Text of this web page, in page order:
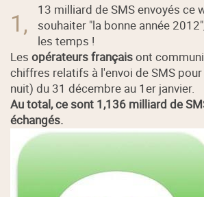
1,
13 milliard de SMS envoyés ce
souhaiter "la bonne année
les temps !
Lesopérateurs françaisont
chiffres relatifs à l'envoi de SMS
nuit) du 31 décembre au 1er janvier.
Au total, ce sont 1,136 milliard de
échangés.